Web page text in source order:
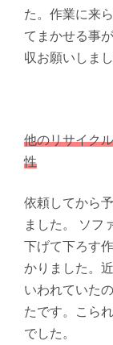
た。作業に来
てまかせる事
収お願いしま
他のリサイク
性
依頼してから
ました。 ソフ
下げて下ろす
かりました。
いわれていた
たです。こら
でした。